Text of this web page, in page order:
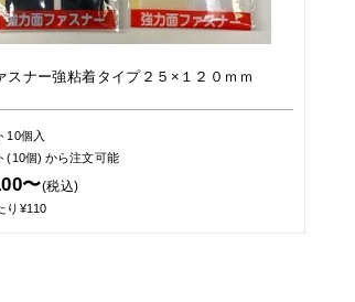
スナー強粘着タイプ２５×１２０ｍｍ
10個入
(10個)から注文可能
〜(税込)
り¥110